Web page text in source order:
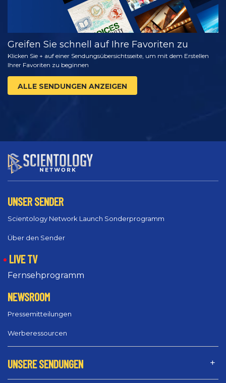
Greifen Sie schnell auf Ihre Favoriten zu
Klicken Sie + auf einer Sendungsübersichtsseite, um mit dem Erstellen
Ihrer Favoriten zu beginnen
ALLE SENDUNGEN ANZEIGEN
UNSER SENDER
Scientology Network Launch Sonderprogramm
Über den Sender
LIVE TV
Fernsehprogramm
NEWSROOM
Pressemitteilungen
Werberessourcen
UNSERE SENDUNGEN